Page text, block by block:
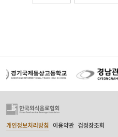
개인정보처리방침 이용약관 검정장조회